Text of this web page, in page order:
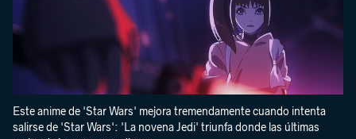
Este anime de 'Star Wars' mejora tremendamente cuando intenta
salirse de 'Star Wars': 'La novena Jedi' triunfa donde las últimas